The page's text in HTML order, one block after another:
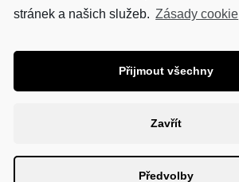
DISKUS, spol. s r.o.
DIČ: CZ41195183
Fakturační adresa:
stránek a našich služeb. Zásady cookie
Přijmout všechny
Zavřít
Předvolby